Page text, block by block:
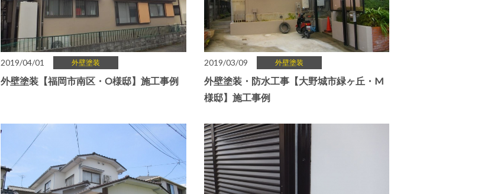
2019/04/01 外壁塗装
外壁塗装【福岡市南区・O様邸】施工事例
2019/03/09 外壁塗装
外壁塗装・防水工事【大野城市緑ヶ丘・M
様邸】施工事例